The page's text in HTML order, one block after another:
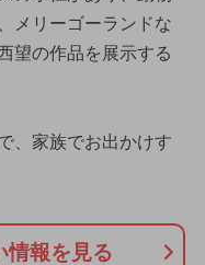
メリーゴーランドな
望の作品を展示する
、家族でお出かけす
情報を見る